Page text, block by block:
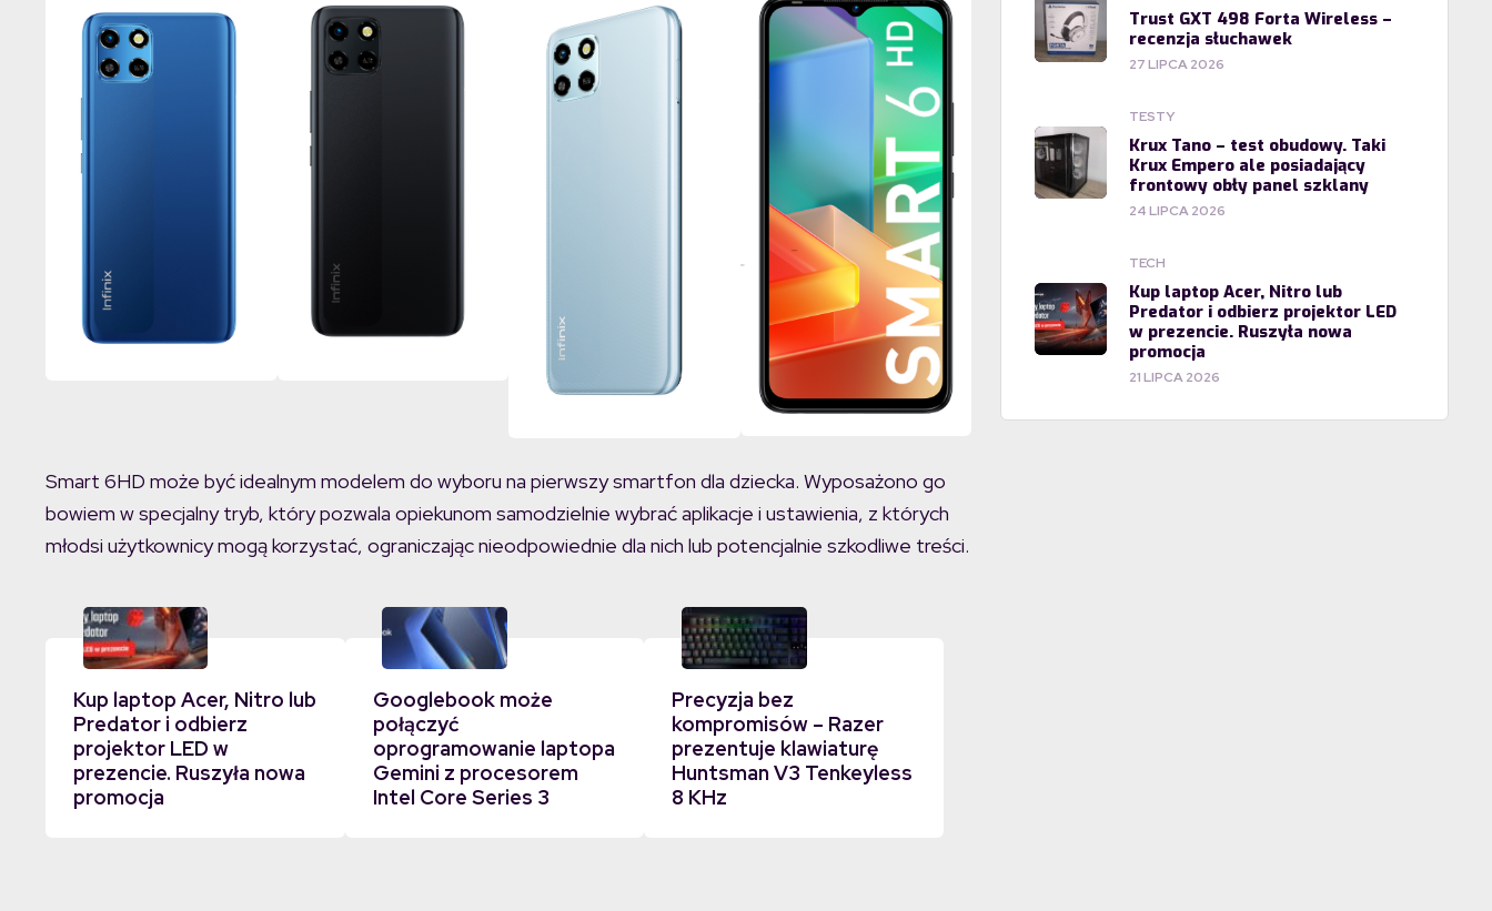
Smart 6HD może być idealnym modelem do wyboru na pierwszy smartfon dla dziecka. Wyposażono go
bowiem w specjalny tryb, który pozwala opiekunom samodzielnie wybrać aplikacje i ustawienia, z których
młodsi użytkownicy mogą korzystać, ograniczając nieodpowiednie dla nich lub potencjalnie szkodliwe treści.
Kup laptop Acer, Nitro lub
Predator i odbierz
projektor LED w
prezencie. Ruszyła nowa
promocja
Googlebook może
połączyć
oprogramowanie laptopa
Gemini z procesorem
Intel Core Series 3
Precyzja bez
kompromisów – Razer
prezentuje klawiaturę
Huntsman V3 Tenkeyless
8 KHz
Trust GXT 498 Forta Wireless –
recenzja słuchawek
27 LIPCA 2026
TESTY
Krux Tano – test obudowy. Taki
Krux Empero ale posiadający
frontowy obły panel szklany
24 LIPCA 2026
TECH
Kup laptop Acer, Nitro lub
Predator i odbierz projektor LED
w prezencie. Ruszyła nowa
promocja
21 LIPCA 2026